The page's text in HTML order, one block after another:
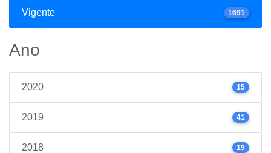
Vigente 1691
Ano
2020 15
2019 41
2018 19